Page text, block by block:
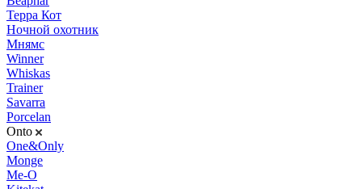
Терра Кот
Ночной охотник
Мнямс
Winner
Whiskas
Trainer
Savarra
Porcelan
Onto
One&Only
Monge
Me-O